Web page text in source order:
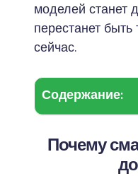
моделей станет
перестанет быть
сейчас.
Содержание:
Почему